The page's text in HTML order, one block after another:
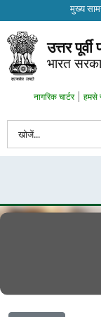
मुख्‍य
उत्तर पूर्वी
भारत
Search Top Menu
नागरिक चार्टर हमसे